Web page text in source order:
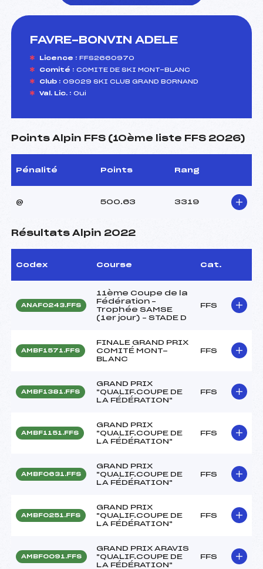
FAVRE-BONVIN ADELE
Licence : FFS2660970
Comité : COMITE DE SKI MONT-BLANC
Club : 09029 SKI CLUB GRAND BORNAND
Val. Lic. : Oui
Points Alpin FFS (10ème liste FFS 2026)
Pénalité Points Rang
@ 500.63 3319
Résultats Alpin 2022
Codex Course Cat.
ANAF0243.FFS
11ème Coupe de la
Fédération –
Trophée SAMSE
(1er jour) – STADE D
FFS
AMBF1571.FFS
FINALE GRAND PRIX
COMITÉ MONT-
BLANC
FFS
AMBF1381.FFS
GRAND PRIX
"QUALIF.COUPE DE
LA FÉDÉRATION"
FFS
AMBF1151.FFS
GRAND PRIX
"QUALIF.COUPE DE
LA FÉDÉRATION"
FFS
AMBF0631.FFS
GRAND PRIX
"QUALIF.COUPE DE
LA FÉDÉRATION"
FFS
AMBF0251.FFS
GRAND PRIX
"QUALIF.COUPE DE
LA FÉDÉRATION"
FFS
AMBF0091.FFS
GRAND PRIX ARAVIS
"QUALIF.COUPE DE
LA FÉDÉRATION"
FFS